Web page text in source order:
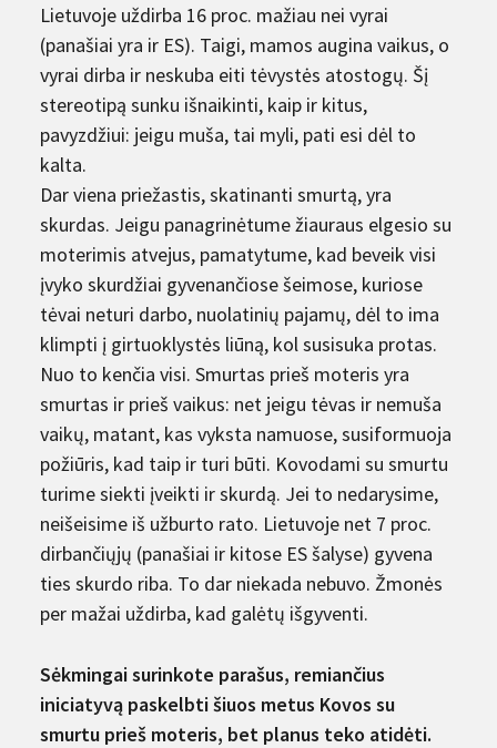
Lietuvoje uždirba 16 proc. mažiau nei vyrai
(panašiai yra ir ES). Taigi, mamos augina vaikus, o
vyrai dirba ir neskuba eiti tėvystės atostogų. Šį
stereotipą sunku išnaikinti, kaip ir kitus,
pavyzdžiui: jeigu muša, tai myli, pati esi dėl to
kalta.
Dar viena priežastis, skatinanti smurtą, yra
skurdas. Jeigu panagrinėtume žiauraus elgesio su
moterimis atvejus, pamatytume, kad beveik visi
įvyko skurdžiai gyvenančiose šeimose, kuriose
tėvai neturi darbo, nuolatinių pajamų, dėl to ima
klimpti į girtuoklystės liūną, kol susisuka protas.
Nuo to kenčia visi. Smurtas prieš moteris yra
smurtas ir prieš vaikus: net jeigu tėvas ir nemuša
vaikų, matant, kas vyksta namuose, susiformuoja
požiūris, kad taip ir turi būti. Kovodami su smurtu
turime siekti įveikti ir skurdą. Jei to nedarysime,
neišeisime iš užburto rato. Lietuvoje net 7 proc.
dirbančiųjų (panašiai ir kitose ES šalyse) gyvena
ties skurdo riba. To dar niekada nebuvo. Žmonės
per mažai uždirba, kad galėtų išgyventi.
Sėkmingai surinkote parašus, remiančius
iniciatyvą paskelbti šiuos metus Kovos su
smurtu prieš moteris, bet planus teko atidėti.